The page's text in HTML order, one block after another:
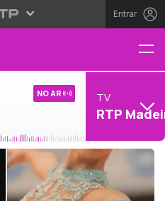
Entrar
NO AR TV
RTP